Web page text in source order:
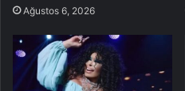
Ağustos 6, 2026